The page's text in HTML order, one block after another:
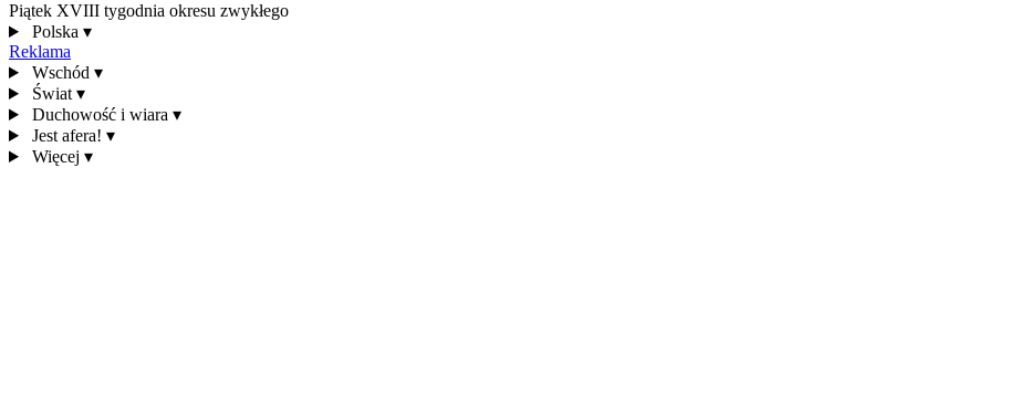
Piątek XVIII tygodnia okresu zwykłego
Polska ▾
Reklama
Wschód ▾
Świat ▾
Duchowość i wiara ▾
Jest afera! ▾
Więcej ▾